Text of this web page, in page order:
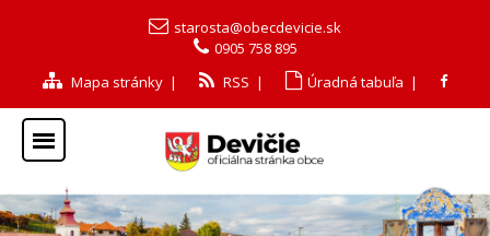
starosta@obecdevicie.sk
0905 758 895
Mapa stránky | RSS | Úradná tabuľa |